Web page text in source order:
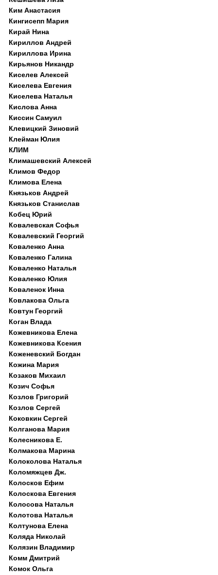
Ким Анастасия
Кингисепп Мария
Кирай Нина
Кириллов Андрей
Кириллова Ирина
Кирьянов Никандр
Киселев Алексей
Киселева Евгения
Киселева Наталья
Кислова Анна
Киссин Самуил
Клевицкий Зиновий
Клейман Юлия
КЛИМ
Климашевский Алексей
Климов Федор
Климова Елена
Князьков Андрей
Князьков Станислав
Кобец Юрий
Ковалевская Софья
Ковалевский Георгий
Коваленко Анна
Коваленко Галина
Коваленко Наталья
Коваленко Юлия
Коваленок Инна
Ковлакова Ольга
Ковтун Георгий
Коган Влада
Кожевникова Елена
Кожевникова Ксения
Коженевский Богдан
Кожина Мария
Козаков Михаил
Козич Софья
Козлов Григорий
Козлов Сергей
Коковкин Сергей
Колганова Мария
Колесникова Е.
Колмакова Марина
Колоколова Наталья
Коломяжцев Дж.
Колосков Ефим
Колоскова Евгения
Колосова Наталья
Колотова Наталья
Колтунова Елена
Коляда Николай
Колязин Владимир
Комм Дмитрий
Комок Ольга